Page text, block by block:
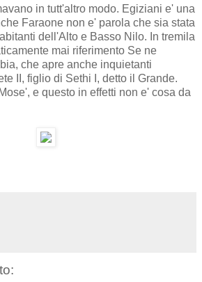
in tutt'altro modo. Egiziani e' una
Faraone non e' parola che sia stata
dell'Alto e Basso Nilo. In tremila
mai riferimento Se ne
che apre anche inquietanti
II, figlio di Sethi I, detto il Grande.
e questo in effetti non e' cosa da